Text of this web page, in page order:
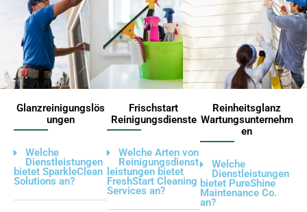
Glanzreinigungslös
ungen
Welche
Dienstleistungen
bietet SparkleClean
Solutions an?
Frischstart
Reinigungsdienste
Welche Arten von
Reinigungsdienst
leistungen bietet
FreshStart Cleaning
Services an?
Reinheitsglanz
Wartungsunternehm
en
Welche
Dienstleistungen
bietet PureShine
Maintenance Co.
an?